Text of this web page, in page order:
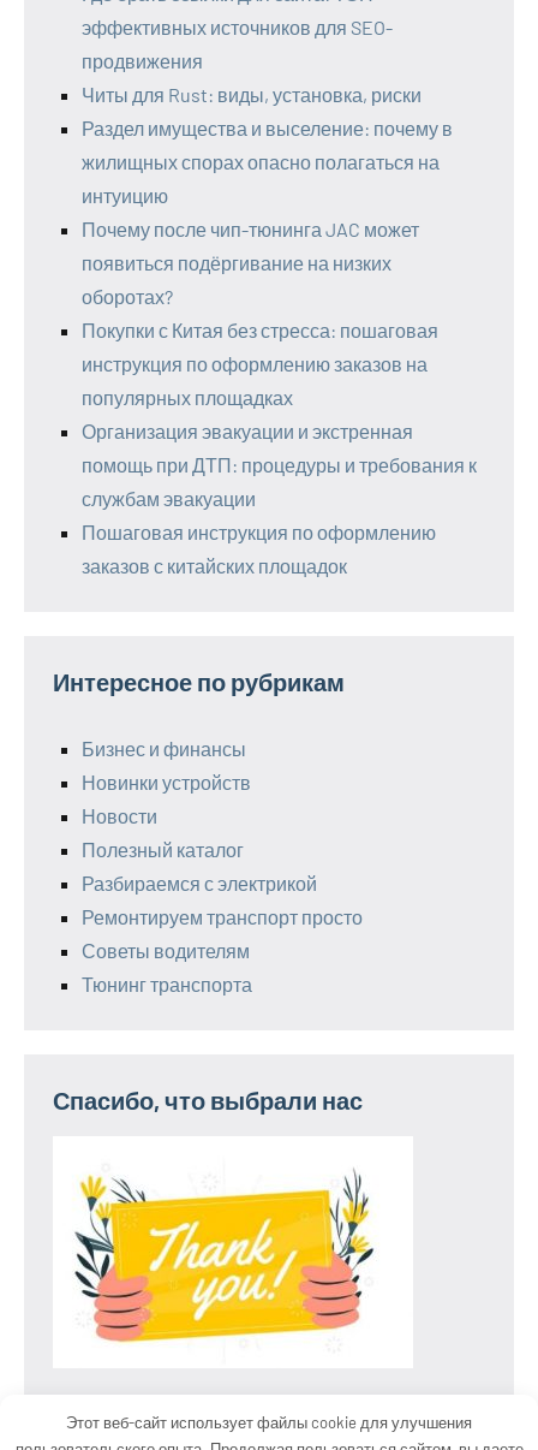
эффективных источников для SEO-
продвижения
Читы для Rust: виды, установка, риски
Раздел имущества и выселение: почему в
жилищных спорах опасно полагаться на
интуицию
Почему после чип-тюнинга JAC может
появиться подёргивание на низких
оборотах?
Покупки с Китая без стресса: пошаговая
инструкция по оформлению заказов на
популярных площадках
Организация эвакуации и экстренная
помощь при ДТП: процедуры и требования к
службам эвакуации
Пошаговая инструкция по оформлению
заказов с китайских площадок
Интересное по рубрикам
Бизнес и финансы
Новинки устройств
Новости
Полезный каталог
Разбираемся с электрикой
Ремонтируем транспорт просто
Советы водителям
Тюнинг транспорта
Спасибо, что выбрали нас
Этот веб-сайт использует файлы cookie для улучшения